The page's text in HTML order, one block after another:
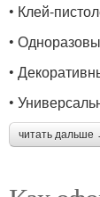
• Клей-
•
•
•
читать дальше